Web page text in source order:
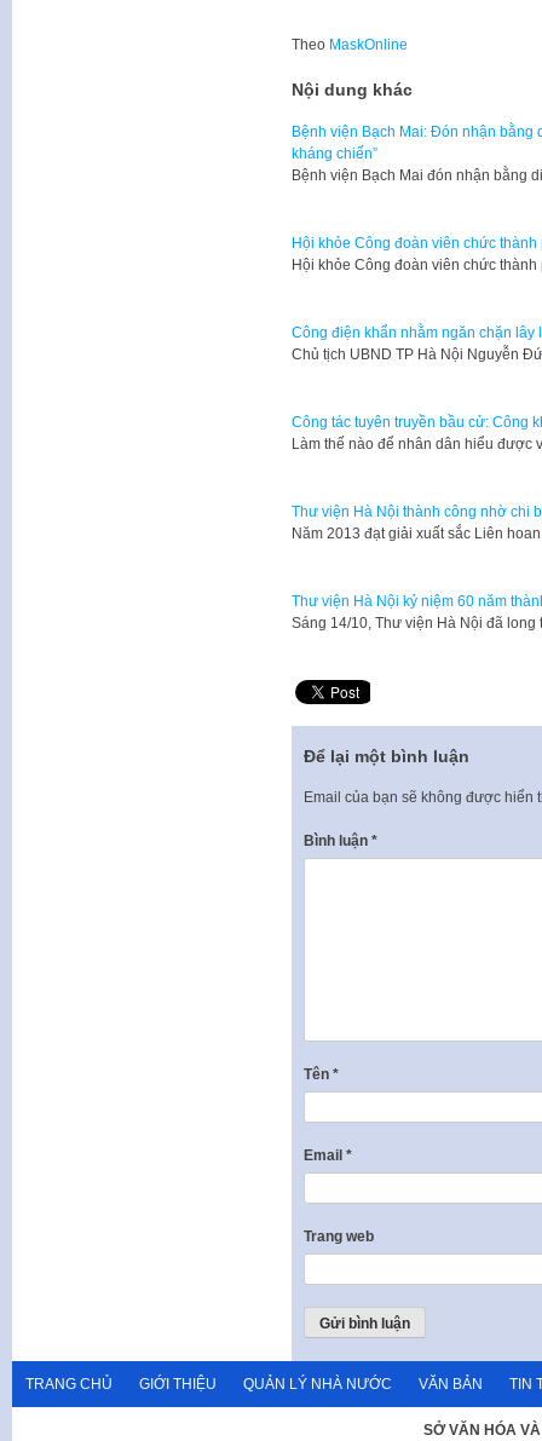
Theo MaskOnline
Nội dung khác
Bệnh viện Bạch Mai: Đón nhận bằng
kháng chiến”
Bệnh viện Bạch Mai đón nhận bằng
Hội khỏe Công đoàn viên chức
Hội khỏe Công đoàn viên chức
Công điện khẩn nhằm ngăn chặn
Chủ tịch UBND TP Hà Nội Nguyễn
Công tác tuyên truyền bầu cử: Công
Làm thế nào để nhân dân hiểu
Thư viện Hà Nội thành công nhờ chi
Năm 2013 đạt giải xuất sắc Liên
Thư viện Hà Nội kỷ niệm 60 năm
Sáng 14/10, Thư viện Hà Nội đã
Để lại một bình luận
Email của bạn sẽ không được hiển
Bình luận *
Tên *
Email *
Trang web
TRANG CHỦ GIỚI THIỆU QUẢN LÝ NHÀ NƯỚC VĂN BẢN TIN
SỞ VĂN HÓA